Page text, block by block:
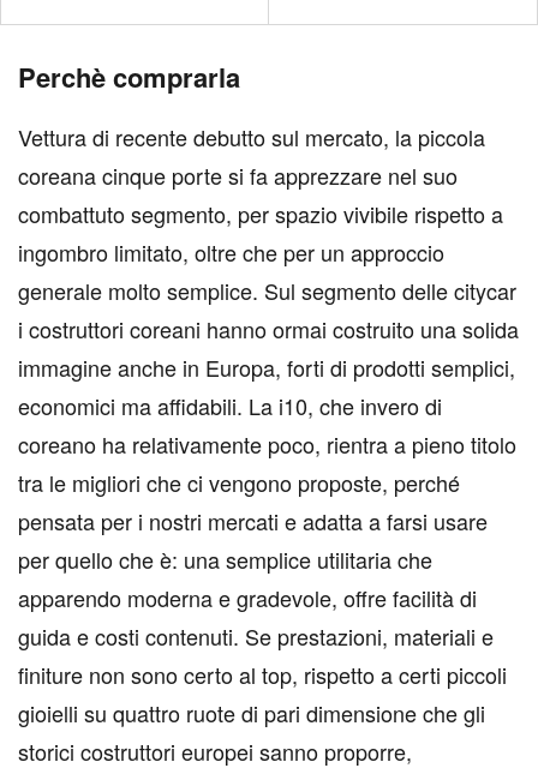
Perchè comprarla
Vettura di recente debutto sul mercato, la piccola
coreana cinque porte si fa apprezzare nel suo
combattuto segmento, per spazio vivibile rispetto a
ingombro limitato, oltre che per un approccio
generale molto semplice. Sul segmento delle citycar
i costruttori coreani hanno ormai costruito una solida
immagine anche in Europa, forti di prodotti semplici,
economici ma affidabili. La i10, che invero di
coreano ha relativamente poco, rientra a pieno titolo
tra le migliori che ci vengono proposte, perché
pensata per i nostri mercati e adatta a farsi usare
per quello che è: una semplice utilitaria che
apparendo moderna e gradevole, offre facilità di
guida e costi contenuti. Se prestazioni, materiali e
finiture non sono certo al top, rispetto a certi piccoli
gioielli su quattro ruote di pari dimensione che gli
storici costruttori europei sanno proporre,